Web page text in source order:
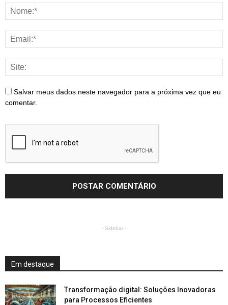
Salvar meus dados neste navegador para a próxima vez que eu
comentar.
- Sidebar -
Em destaque
Transformação digital: Soluções Inovadoras
para Processos Eficientes